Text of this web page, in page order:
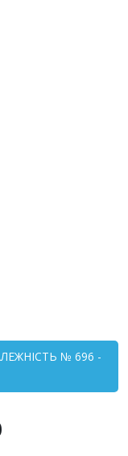
№ 696 -